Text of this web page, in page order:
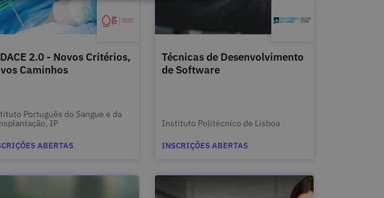
2.0 - Novos Critérios,
Caminhos
Português do Sangue e da
IP
ABERTAS
Técnicas de Desenvolvimento
de Software
Instituto Politécnico de Lisboa
INSCRIÇÕES ABERTAS